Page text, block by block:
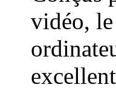
vidéo,